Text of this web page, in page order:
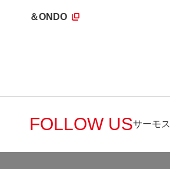
＆ONDO
FOLLOW USサーモ